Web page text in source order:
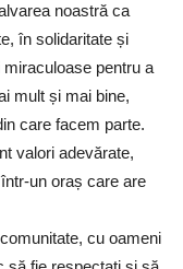
noastră ca
în solidaritate și
pentru a
mult și mai bine,
care facem parte.
valori adevărate,
un oraș care are
cu oameni